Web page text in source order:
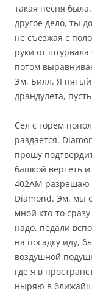
такая песня
другое дело, ты
не съезжая с
руки от
потом
Эм, Билл. Я пятый
драндулета,
Сел с горем
раздается.
прошу
башкой вертеть
402AM разрешаю
Diamond. Эм, мы
мной кто-то
надо, педали
на посадку иду,
воздушной
где я в
ныряю в